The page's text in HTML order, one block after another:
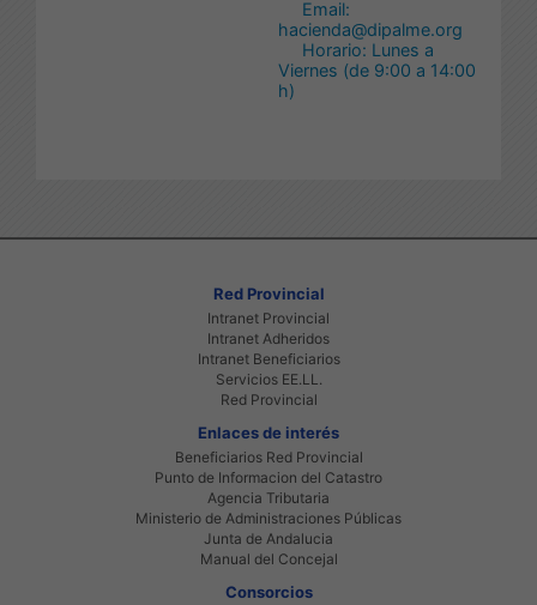
Email:
hacienda@dipalme.org
Horario: Lunes a
Viernes (de 9:00 a 14:00
h)
Red Provincial
Intranet Provincial
Intranet Adheridos
Intranet Beneficiarios
Servicios EE.LL.
Red Provincial
Enlaces de interés
Beneficiarios Red Provincial
Punto de Informacion del Catastro
Agencia Tributaria
Ministerio de Administraciones Públicas
Junta de Andalucia
Manual del Concejal
Consorcios